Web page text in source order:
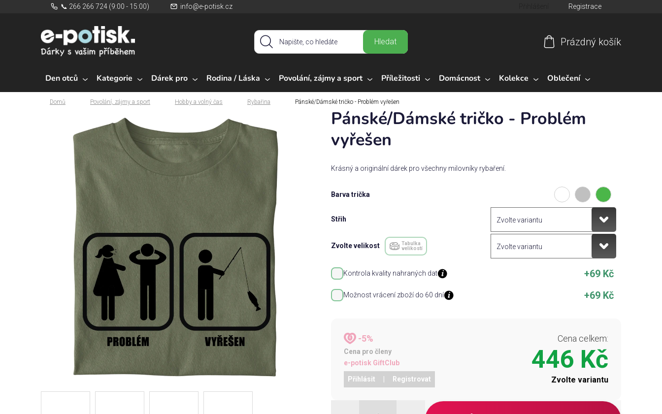
📞 266 266 724 (9:00 - 15:00) info@e-potisk.cz Registrace
Hledat
košík
Prázdný košík
Den otců Kategorie Dárek pro Rodina / Láska Povolání, zájmy a sport Příležitosti Domácnost Kolekce Oblečení
Domů
Domů Povolání, zájmy a sport Hobby a volný čas Rybařina Pánské/Dámské tričko - Problém vyřešen
Pánské/Dámské tričko - Problém
vyřešen
Krásný a originální dárek pro všechny milovníky rybaření.
Barva trička
Střih
Zvolte velikost
Tabulka
velikostí
Kontrola kvality nahraných dat +69 Kč
Možnost vrácení zboží do 60 dní +69 Kč
-5%
Cena pro členy
e-potisk GiftClub
Přihlásit Registrovat
Cena celkem:
446 Kč
Zvolte variantu